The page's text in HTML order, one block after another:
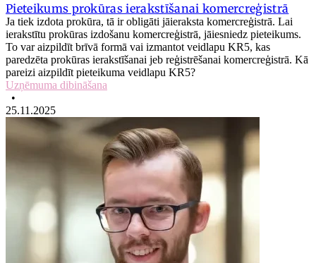
Pieteikums prokūras ierakstīšanai komercreģistrā
Ja tiek izdota prokūra, tā ir obligāti jāieraksta komercreģistrā. Lai
ierakstītu prokūras izdošanu komercreģistrā, jāiesniedz pieteikums.
To var aizpildīt brīvā formā vai izmantot veidlapu KR5, kas
paredzēta prokūras ierakstīšanai jeb reģistrēšanai komercreģistrā. Kā
pareizi aizpildīt pieteikuma veidlapu KR5?
Uzņēmuma dibināšana
•
25.11.2025